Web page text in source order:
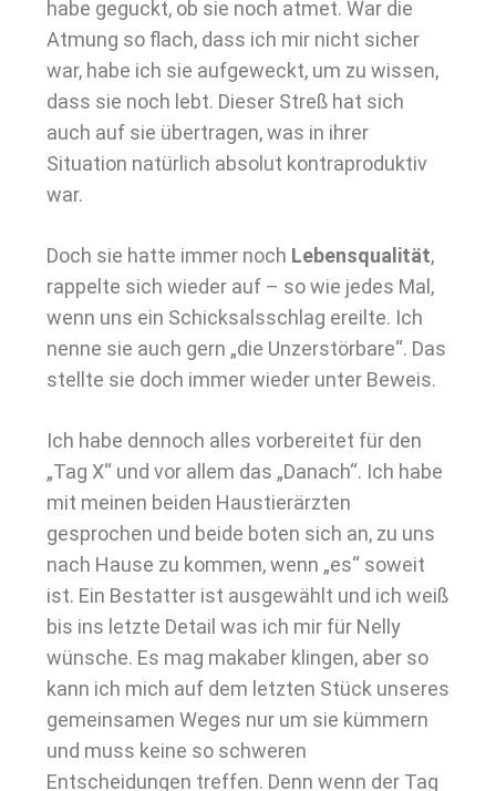
habe geguckt, ob sie noch atmet. War die
Atmung so flach, dass ich mir nicht sicher
war, habe ich sie aufgeweckt, um zu wissen,
dass sie noch lebt. Dieser Streß hat sich
auch auf sie übertragen, was in ihrer
Situation natürlich absolut kontraproduktiv
war.
Doch sie hatte immer noch Lebensqualität,
rappelte sich wieder auf – so wie jedes Mal,
wenn uns ein Schicksalsschlag ereilte. Ich
nenne sie auch gern „die Unzerstörbare“. Das
stellte sie doch immer wieder unter Beweis.
Ich habe dennoch alles vorbereitet für den
„Tag X“ und vor allem das „Danach“. Ich habe
mit meinen beiden Haustierärzten
gesprochen und beide boten sich an, zu uns
nach Hause zu kommen, wenn „es“ soweit
ist. Ein Bestatter ist ausgewählt und ich weiß
bis ins letzte Detail was ich mir für Nelly
wünsche. Es mag makaber klingen, aber so
kann ich mich auf dem letzten Stück unseres
gemeinsamen Weges nur um sie kümmern
und muss keine so schweren
Entscheidungen treffen. Denn wenn der Tag